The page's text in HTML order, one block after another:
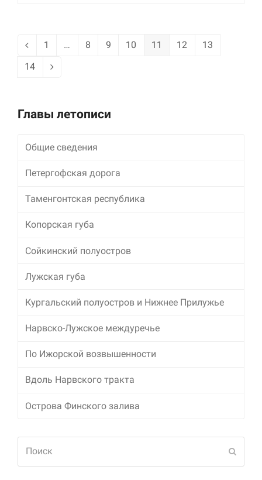
Предыдущий
Page
1 … Page
8 Page
9 Page
10 Page
11 Page
12 Page
13
Page
14 Следующий
Главы летописи
Общие сведения
Петергофская дорога
Таменгонтская республика
Копорская губа
Сойкинский полуостров
Лужская губа
Кургальский полуостров и Нижнее Прилужье
Нарвско-Лужское междуречье
По Ижорской возвышенности
Вдоль Нарвского тракта
Острова Финского залива